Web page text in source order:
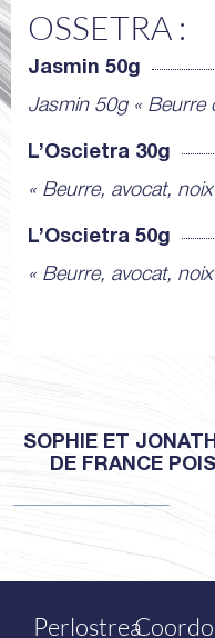
OSSETRA :
Jasmin 50g
Jasmin 50g « Beurre
L’Oscietra 30g
« Beurre, avocat, noix
L’Oscietra 50g
« Beurre, avocat, noix
SOPHIE ET
DE FRANCE
Perlostrea